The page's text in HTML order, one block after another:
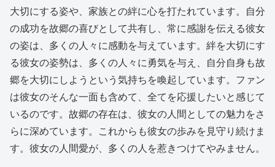
大切にする姿や、家族との絆に心を打たれています。自分
の成功を故郷の喜びとして共有し、常に感謝を伝える彼女
の姿は、多くの人々に感動を与えています。絆を大切にす
る彼女の姿勢は、多くの人々に勇気を与え、自分自身も故
郷を大切にしようという気持ちを喚起しています。ファン
は彼女のそんな一面も含めて、全てを応援したいと感じて
いるのです。故郷の存在は、彼女の人間としての魅力をさ
らに深めています。これからも彼女の歩みを見守り続けま
す。彼女の人間愛が、多くの人を惹きつけてやみません。